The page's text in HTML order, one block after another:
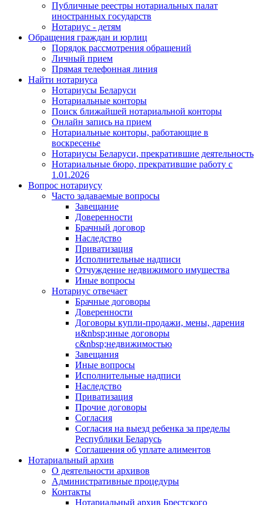
Публичные реестры нотариальных палат
иностранных государств
Нотариус - детям
Обращения граждан и юрлиц
Порядок рассмотрения обращений
Личный прием
Прямая телефонная линия
Найти нотариуса
Нотариусы Беларуси
Нотариальные конторы
Поиск ближайшей нотариальной конторы
Онлайн запись на прием
Нотариальные конторы, работающие в
воскресенье
Нотариусы Беларуси, прекратившие деятельность
Нотариальные бюро, прекратившие работу с
1.01.2026
Вопрос нотариусу
Часто задаваемые вопросы
Завещание
Доверенности
Брачный договор
Наследство
Приватизация
Исполнительные надписи
Отчуждение недвижимого имущества
Иные вопросы
Нотариус отвечает
Брачные договоры
Доверенности
Договоры купли-продажи, мены, дарения
и&nbsp;иные договоры
с&nbsp;недвижимостью
Завещания
Иные вопросы
Исполнительные надписи
Наследство
Приватизация
Прочие договоры
Согласия
Согласия на выезд ребенка за пределы
Республики Беларусь
Соглашения об уплате алиментов
Нотариальный архив
О деятельности архивов
Административные процедуры
Контакты
Нотариальный архив Брестского